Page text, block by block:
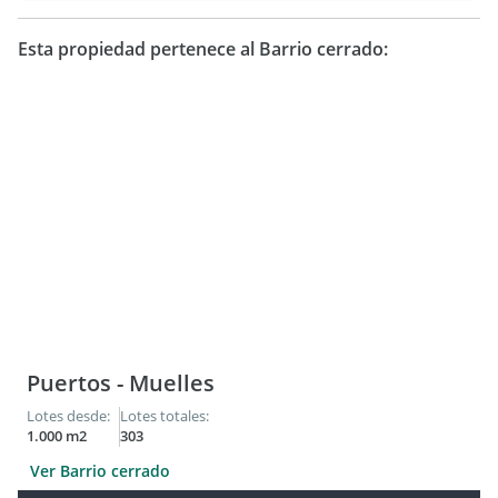
Esta propiedad pertenece al Barrio cerrado:
Puertos - Muelles
Lotes desde:
1.000 m2
Lotes totales:
303
Ver Barrio cerrado